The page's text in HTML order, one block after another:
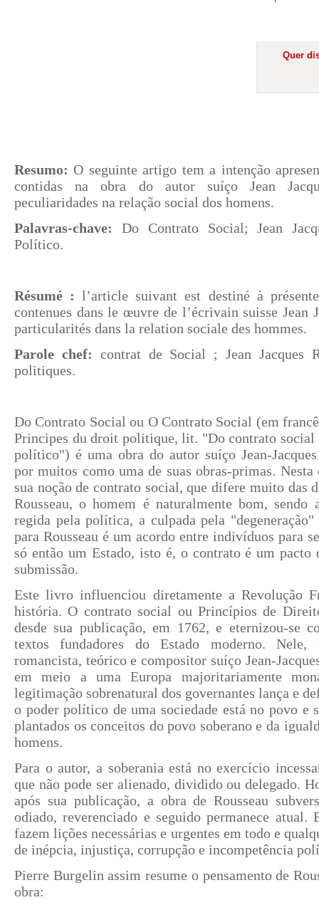
Quer
Resumo: O seguinte artigo tem a intenção
contidas na obra do autor suíço Jean
peculiaridades na relação social dos homens.
Palavras-chave: Do Contrato Social; Jean
Político.
Résumé : l’article suivant est destiné à
contenues dans le œuvre de l’écrivain suisse Jean
particularités dans la relation sociale des hommes.
Parole chef: contrat de Social ; Jean Jacques
politiques.
Do Contrato Social ou O Contrato Social (em
Principes du droit politique, lit. "Do contrato
político") é uma obra do autor suíço Jean-Jacques
por muitos como uma de suas obras-primas. Nesta
sua noção de contrato social, que difere muito das
Rousseau, o homem é naturalmente bom, sendo
regida pela política, a culpada pela
para Rousseau é um acordo entre indivíduos para
só então um Estado, isto é, o contrato é um pacto
submissão.
Este livro influenciou diretamente a Revolução
história. O contrato social ou Princípios de
desde sua publicação, em 1762, e eternizou-se
textos fundadores do Estado moderno.
romancista, teórico e compositor suíço Jean-
em meio a uma Europa majoritariamente
legitimação sobrenatural dos governantes lança e
o poder político de uma sociedade está no povo e
plantados os conceitos do povo soberano e da
homens.
Para o autor, a soberania está no exercício
que não pode ser alienado, dividido ou delegado.
após sua publicação, a obra de Rousseau
odiado, reverenciado e seguido permanece atual.
fazem lições necessárias e urgentes em todo e
de inépcia, injustiça, corrupção e incompetência
Pierre Burgelin assim resume o pensamento de
obra: